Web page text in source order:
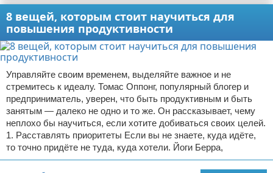
8 вещей, которым стоит научиться для
повышения продуктивности
Управляйте своим временем, выделяйте важное и не
стремитесь к идеалу. Томас Оппонг, популярный блогер и
предприниматель, уверен, что быть продуктивным и быть
занятым — далеко не одно и то же. Он рассказывает, чему
неплохо бы научиться, если хотите добиваться своих целей.
1. Расставлять приоритеты Если вы не знаете, куда идёте,
то точно придёте не туда, куда хотели. Йоги Берра,